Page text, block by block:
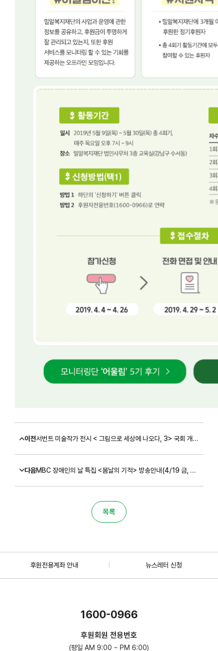
이전 서번트 미술작가 전시 < 그림으로 세상에 나오다, 3> 국회 개최 안내 (~4/29)
다음 MBC 장애인의 날 특집 <봄날의 기적> 방송안내(4/19 금, 17:25)
목록
후원전용계좌 안내 뉴스레터 신청
1600-0966
후원회원 전용번호
(평일 AM 9:00 ~ PM 6:00)